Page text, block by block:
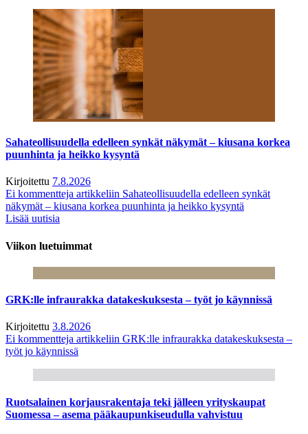
Sahateollisuudella edelleen synkät näkymät – kiusana korkea
puunhinta ja heikko kysyntä
Kirjoitettu 7.8.2026
Ei kommentteja artikkeliin Sahateollisuudella edelleen synkät
näkymät – kiusana korkea puunhinta ja heikko kysyntä
Lisää uutisia
Viikon luetuimmat
GRK:lle infraurakka datakeskuksesta – työt jo käynnissä
Kirjoitettu 3.8.2026
Ei kommentteja artikkeliin GRK:lle infraurakka datakeskuksesta –
työt jo käynnissä
Ruotsalainen korjausrakentaja teki jälleen yrityskaupat
Suomessa – asema pääkaupunkiseudulla vahvistuu